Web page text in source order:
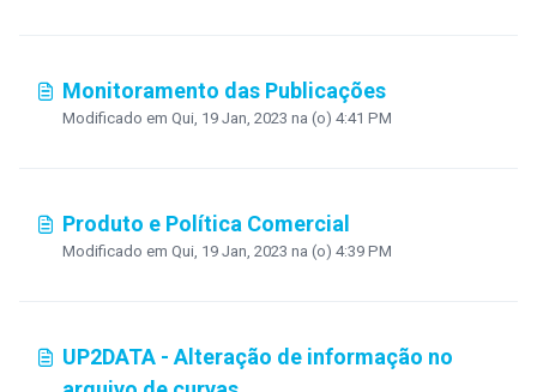
Monitoramento das Publicações
Modificado em Qui, 19 Jan, 2023 na (o) 4:41 PM
Produto e Política Comercial
Modificado em Qui, 19 Jan, 2023 na (o) 4:39 PM
UP2DATA - Alteração de informação no